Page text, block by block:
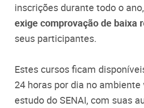
inscrições durante todo o
exige comprovação de baixa
seus participantes.
Estes cursos ficam
24 horas por dia no
estudo do SENAI, com suas